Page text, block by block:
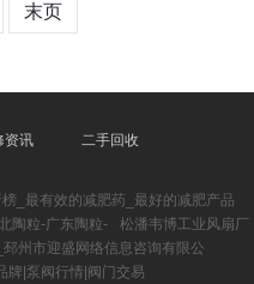
末页
资讯 二手回收
_最有效的减肥药_最好的减肥产品
陶粒-广东陶粒-
松潘韦博工业风扇厂
州市迎盛网络信息咨询有限公
牌|泵阀行情|阀门交易